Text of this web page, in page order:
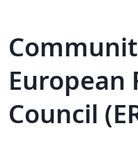
European
Council